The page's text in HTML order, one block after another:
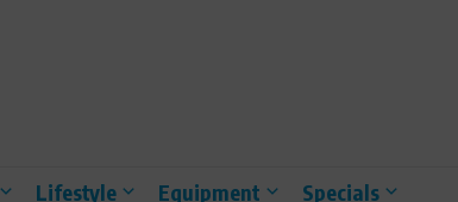
Lifestyle Equipment Specials